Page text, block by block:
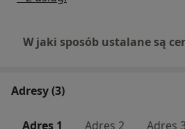
kontaktu.
W jaki sposób ustalane są
Adresy (3)
Adres 1 Adres 2 Adres 3